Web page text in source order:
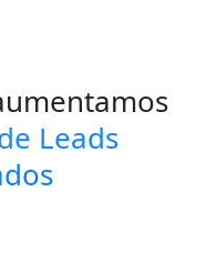
Leads